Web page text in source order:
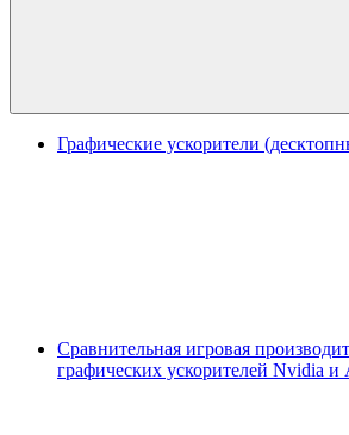
Графические ускорители
Сравнительная игровая
графических ускорителей Nvidia и